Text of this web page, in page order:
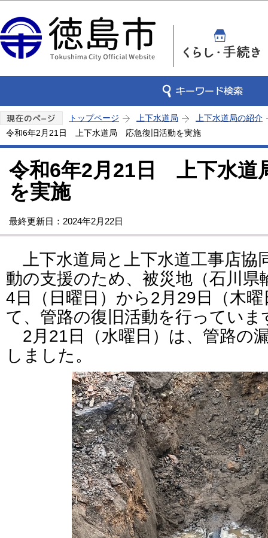
トップページ 上下水道局
上下水道局の紹介
令和6年2月21日 上下水道局 応急復旧活動を実施
令和6年2月21日 上下水
を実施
最終更新日：2024年2月22日
上下水道局と上下水道工事店協
動の支援のため、被災地（石川県
4日（日曜日）から2月29日（木
て、管路の復旧活動を行っていま
2月21日（水曜日）は、管路の
しました。